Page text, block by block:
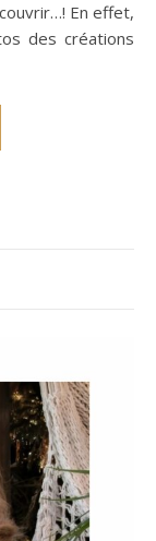
En effet,
des créations